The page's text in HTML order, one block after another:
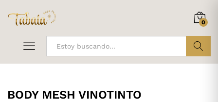
0
BODY MESH VINOTINTO